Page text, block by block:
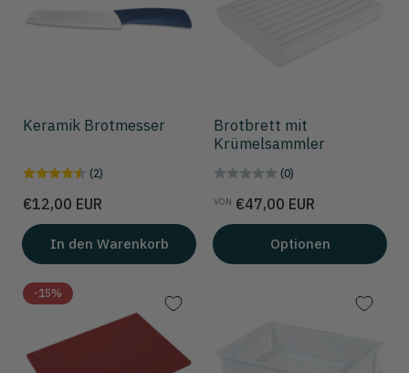
Keramik Brotmesser
(2)
Preis
€12,00 EUR
In den Warenkorb
Brotbrett mit
Krümelsammler
(0)
Preis
VON €47,00 EUR
Optionen
-15%